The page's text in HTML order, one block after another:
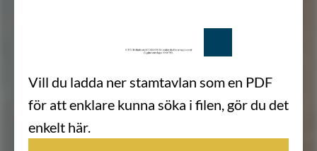
Vill du ladda ner stamtavlan som en PDF
för att enklare kunna söka i filen, gör du det
enkelt här.